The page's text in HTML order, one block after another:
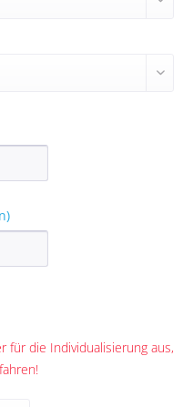
für die Individualisierung aus,